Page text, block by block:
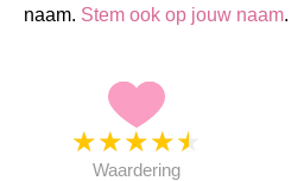
naam. Stem ook op jouw naam.
★★★★★
Waardering